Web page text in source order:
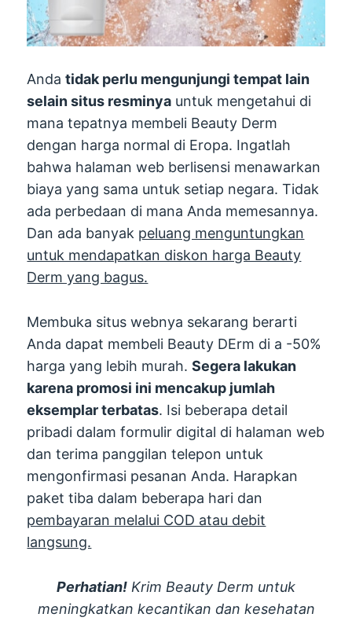
Andatidak perlu mengunjungi tempat lain
selain situs resminya untuk mengetahui di
mana tepatnya membeli Beauty Derm
dengan harga normal di Eropa. Ingatlah
bahwa halaman web berlisensi menawarkan
biaya yang sama untuk setiap negara. Tidak
ada perbedaan di mana Anda memesannya.
Dan ada banyak peluang menguntungkan
untuk mendapatkan diskon harga Beauty
Derm yang bagus.
Membuka situs webnya sekarang berarti
Anda dapat membeli Beauty DErm di a -50%
harga yang lebih murah.Segera lakukan
karena promosi ini mencakup jumlah
eksemplar terbatas. Isi beberapa detail
pribadi dalam formulir digital di halaman web
dan terima panggilan telepon untuk
mengonfirmasi pesanan Anda. Harapkan
paket tiba dalam beberapa hari dan
pembayaran melalui COD atau debit
langsung.
Perhatian! Krim Beauty Derm untuk
meningkatkan kecantikan dan kesehatan